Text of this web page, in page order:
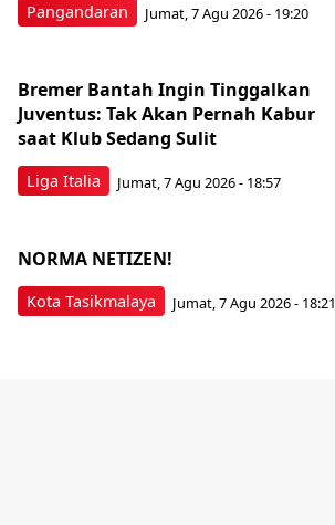
Pangandaran Jumat, 7 Agu 2026 - 19:20
Liga Italia
Bremer Bantah Ingin Tinggalkan
Juventus: Tak Akan Pernah Kabur
saat Klub Sedang Sulit
Jumat, 7 Agu 2026 - 18:57
Kota Tasikmalaya
NORMA NETIZEN!
Jumat, 7 Agu 2026 - 18:21